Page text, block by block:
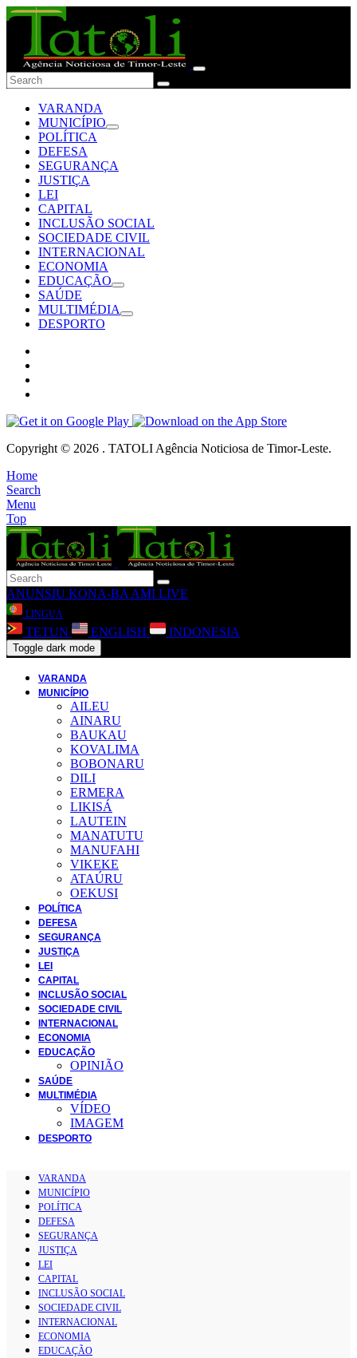
VARANDA
MUNICÍPIO
POLÍTICA
DEFESA
SEGURANÇA
JUSTIÇA
LEI
CAPITAL
INCLUSÃO SOCIAL
SOCIEDADE CIVIL
INTERNACIONAL
ECONOMIA
EDUCAÇÃO
SAÚDE
MULTIMÉDIA
DESPORTO
Copyright © 2026 . TATOLI Agência Noticiosa de Timor-Leste.
Home
Search
Menu
Top
ANUNSIU KONA-BA AMI LIVE
LINGUA
TETUN ENGLISH INDONESIA
Toggle dark mode
VARANDA
MUNICÍPIO
AILEU
AINARU
BAUKAU
KOVALIMA
BOBONARU
DILI
ERMERA
LIKISÁ
LAUTEIN
MANATUTU
MANUFAHI
VIKEKE
ATAÚRU
OEKUSI
POLÍTICA
DEFESA
SEGURANÇA
JUSTIÇA
LEI
CAPITAL
INCLUSÃO SOCIAL
SOCIEDADE CIVIL
INTERNACIONAL
ECONOMIA
EDUCAÇÃO
OPINIÃO
SAÚDE
MULTIMÉDIA
VÍDEO
IMAGEM
DESPORTO
VARANDA
MUNICÍPIO
POLÍTICA
DEFESA
SEGURANÇA
JUSTIÇA
LEI
CAPITAL
INCLUSÃO SOCIAL
SOCIEDADE CIVIL
INTERNACIONAL
ECONOMIA
EDUCAÇÃO